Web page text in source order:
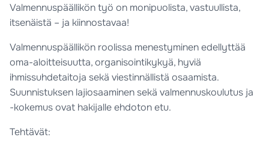
Valmennuspäällikön työ on monipuolista, vastuullista,
itsenäistä – ja kiinnostavaa!
Valmennuspäällikön roolissa menestyminen edellyttää
oma-aloitteisuutta, organisointikykyä, hyviä
ihmissuhdetaitoja sekä viestinnällistä osaamista.
Suunnistuksen lajiosaaminen sekä valmennuskoulutus ja
-kokemus ovat hakijalle ehdoton etu.
Tehtävät: